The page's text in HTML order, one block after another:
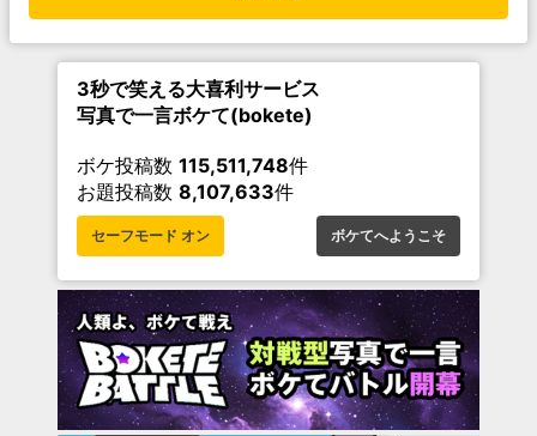
3秒で笑える大喜利サービス
写真で一言ボケて(bokete)
ボケ投稿数 115,511,748件
お題投稿数 8,107,633件
セーフモード オン ボケてへようこそ